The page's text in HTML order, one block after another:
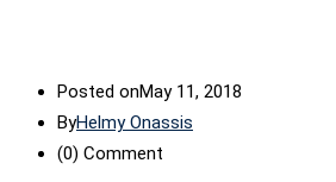
Posted onMay 11, 2018
ByHelmy Onassis
(0) Comment